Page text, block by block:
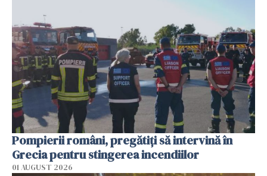
Pompierii români, pregătiţi să intervină în
Grecia pentru stingerea incendiilor
01 AUGUST 2026